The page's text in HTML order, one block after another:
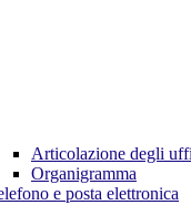
Articolazione degli
Organigramma
e posta elettronica